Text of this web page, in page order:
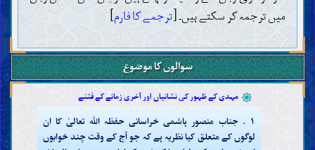
میں ترجمہ کر سکتے ہیں۔ [ترجمے کا فارم]
سوالوں کا موضوع
آخری نبی کے خصوصیات
آخری نبی کی ازواج اور اصحاب
مہدی
مہدی کا وجود اور اسکی خصوصیات
منصور اور مہدی کے ظہور کی زمینہ سازی کی تحریک
مہدی کے ظہور کی نشانیاں اور آخری زمانے کے فتنے
۱ . جناب منصور ہاشمی خراسانی حفظہ اللہ تعالیٰ کا ان
لوگوں کے متعلق کیا نظریہ ہے کہ جو آج کے وقت چند خوابوں